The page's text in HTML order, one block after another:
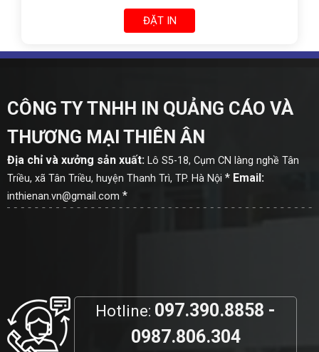
ĐẶT IN
CÔNG TY TNHH IN QUẢNG CÁO VÀ
THƯƠNG MẠI THIÊN ÂN
Địa chỉ và xưởng sản xuất: Lô S5-18, Cụm CN làng nghề Tân
Triều, xã Tân Triều, huyện Thanh Trì, TP. Hà Nội * Email:
inthienan.vn@gmail.com *
Hotline: 097.390.8858 -
0987.806.304